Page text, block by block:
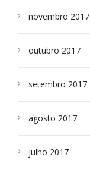
novembro 2017
outubro 2017
setembro 2017
agosto 2017
julho 2017